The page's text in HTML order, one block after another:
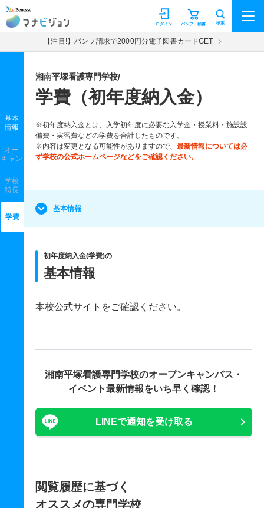
マナビジョン パンフ・願書
ログイン 検索
【注目!】パンフ請求で2000円分電子図書カードGET
湘南平塚看護専門学校/
学費（初年度納入金）
※初年度納入金とは、入学初年度に必要な入学金・授業料・施設設
備費・実習費などの学費を合計したものです。
※内容は変更となる可能性がありますので、 最新情報については必
ず学校の公式ホームページなどをご確認ください。
基本
情報
オー
キャン
学校
特長
学費
基本情報
初年度納入金(学費)の
基本情報
本校公式サイトをご確認ください。
湘南平塚看護専門学校のオープンキャンパス・
イベント最新情報をいち早く確認！
LINEで通知を受け取る
閲覧履歴に基づく
オススメの専門学校